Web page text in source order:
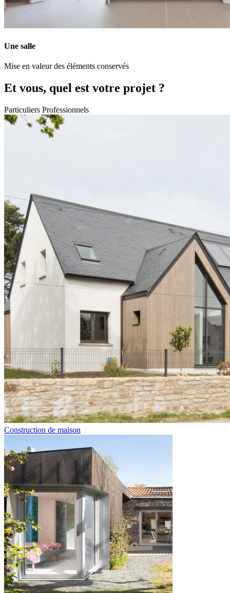
Une salle
Mise en valeur des éléments conservés
Et vous, quel est votre projet ?
Particuliers Professionnels
Construction de maison